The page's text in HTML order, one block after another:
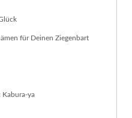
für Deinen Ziegenbart
Kabura-ya